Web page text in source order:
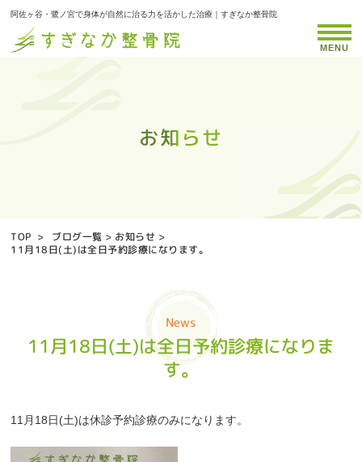
阿佐ヶ谷・鷺ノ宮で身体が自然に治る力を活かした治療｜すぎなか整骨院
お知らせ
お知らせ
お知らせ
お知らせ
お知らせ
お知らせ
お知らせ
お知らせ
お知らせ
お知らせ
お知らせ
お知らせ
お知らせ
お知らせ
お知らせ
お知らせ
お知らせ
お知らせ
お知らせ
お知らせ
お知らせ
お知らせ
お知らせ
お知らせ
お知らせ
お知らせ
お知らせ
お知らせ
お知らせ
お知らせ
お知らせ
お知らせ
お知らせ
お知らせ
お知らせ
MENU
TOP > ブログ一覧 > お知らせ >
11月18日(土)は全日予約診療になります。
News
11月18日(土)は全日予約診療になりま
す。
11 月 18日(土)は休診予約診療のみになります。